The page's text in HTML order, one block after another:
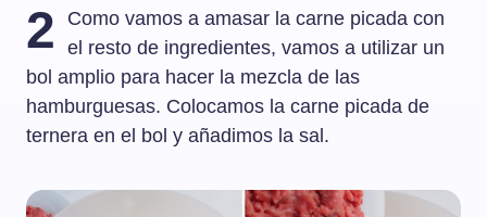
2
Como vamos a amasar la carne picada con
el resto de ingredientes, vamos a utilizar un
bol amplio para hacer la mezcla de las
hamburguesas. Colocamos la carne picada de
ternera en el bol y añadimos la sal.